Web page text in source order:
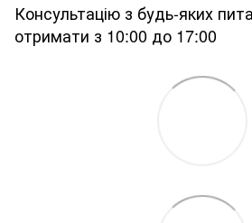
Консультацію з будь-яких
отримати з 10:00 до 17:00